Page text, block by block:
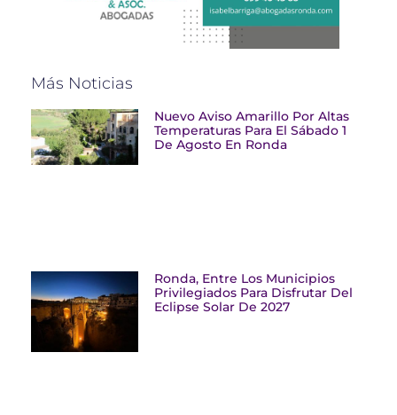
Más Noticias
Nuevo Aviso Amarillo Por Altas
Temperaturas Para El Sábado 1
De Agosto En Ronda
Ronda, Entre Los Municipios
Privilegiados Para Disfrutar Del
Eclipse Solar De 2027